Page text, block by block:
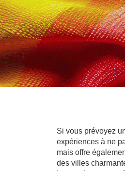
Si vous prévoyez
expériences à ne
mais offre
des villes